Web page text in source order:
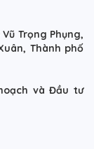
Trọng Phụng,
Thành phố
và Đầu tư